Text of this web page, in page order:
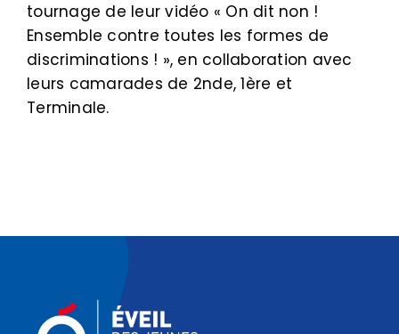
tournage de leur vidéo « On dit non !
Ensemble contre toutes les formes de
discriminations ! », en collaboration avec
leurs camarades de 2nde, 1ère et
Terminale.